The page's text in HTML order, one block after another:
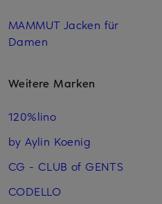
MAMMUT Jacken für
Damen
Weitere Marken
120%lino
by Aylin Koenig
CG - CLUB of GENTS
CODELLO